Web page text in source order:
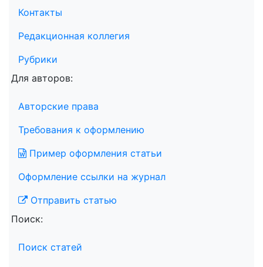
Контакты
Редакционная коллегия
Рубрики
Для авторов:
Авторские права
Требования к оформлению
Пример оформления статьи
Оформление ссылки на журнал
Отправить статью
Поиск:
Поиск статей